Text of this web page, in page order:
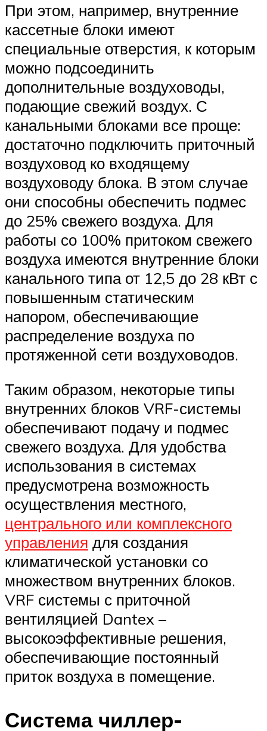
При этом, например, внутренние
кассетные блоки имеют
специальные отверстия, к которым
можно подсоединить
дополнительные воздуховоды,
подающие свежий воздух. С
канальными блоками все проще:
достаточно подключить приточный
воздуховод ко входящему
воздуховоду блока. В этом случае
они способны обеспечить подмес
до 25% свежего воздуха. Для
работы со 100% притоком свежего
воздуха имеются внутренние блоки
канального типа от 12,5 до 28 кВт с
повышенным статическим
напором, обеспечивающие
распределение воздуха по
протяженной сети воздуховодов.
Таким образом, некоторые типы
внутренних блоков VRF-системы
обеспечивают подачу и подмес
свежего воздуха. Для удобства
использования в системах
предусмотрена возможность
осуществления местного,
центрального или комплексного
управления для создания
климатической установки со
множеством внутренних блоков.
VRF системы с приточной
вентиляцией Dantex –
высокоэффективные решения,
обеспечивающие постоянный
приток воздуха в помещение.
Система чиллер-